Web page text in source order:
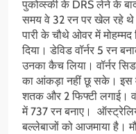
पुकोव्स्की के DRS लेने के
समय वे 32 रन पर खेल रहे
पारी के चौथे ओवर में
दिया। डेविड वॉर्नर 5 रन
उनका कैच लिया। वॉर्नर
का आंकड़ा नहीं छू सके। इस
शतक और 2 फिफ्टी लगाई।
में 737 रन बनाए।
बल्लेबाजों को आजमाया है।